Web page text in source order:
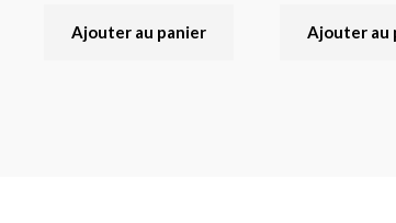
Ajouter au panier Ajouter au